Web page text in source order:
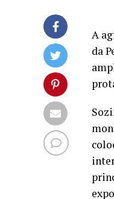
A
da